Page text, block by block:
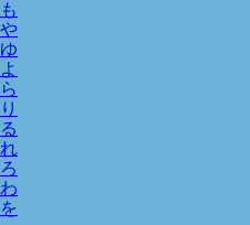
も
や
ゆ
よ
ら
り
る
れ
ろ
わ
を